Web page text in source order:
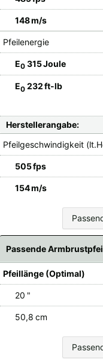
148 m/s
Pfeilenergie
E0 315 Joule
E0 232 ft-lb
Herstellerangabe:
Pfeilgeschwindigkeit
505 fps
154 m/s
Passende
Pfeillänge (Optimal)
20 "
50,8 cm